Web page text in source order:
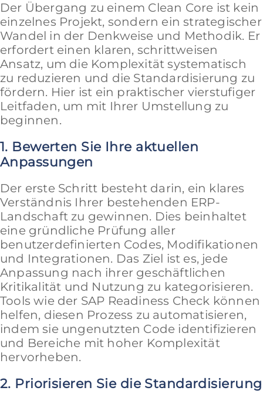
Der Übergang zu einem Clean Core ist kein
einzelnes Projekt, sondern ein strategischer
Wandel in der Denkweise und Methodik. Er
erfordert einen klaren, schrittweisen
Ansatz, um die Komplexität systematisch
zu reduzieren und die Standardisierung zu
fördern. Hier ist ein praktischer vierstufiger
Leitfaden, um mit Ihrer Umstellung zu
beginnen.
1. Bewerten Sie Ihre aktuellen
Anpassungen
Der erste Schritt besteht darin, ein klares
Verständnis Ihrer bestehenden ERP-
Landschaft zu gewinnen. Dies beinhaltet
eine gründliche Prüfung aller
benutzerdefinierten Codes, Modifikationen
und Integrationen. Das Ziel ist es, jede
Anpassung nach ihrer geschäftlichen
Kritikalität und Nutzung zu kategorisieren.
Tools wie der SAP Readiness Check können
helfen, diesen Prozess zu automatisieren,
indem sie ungenutzten Code identifizieren
und Bereiche mit hoher Komplexität
hervorheben.
2. Priorisieren Sie die Standardisierung